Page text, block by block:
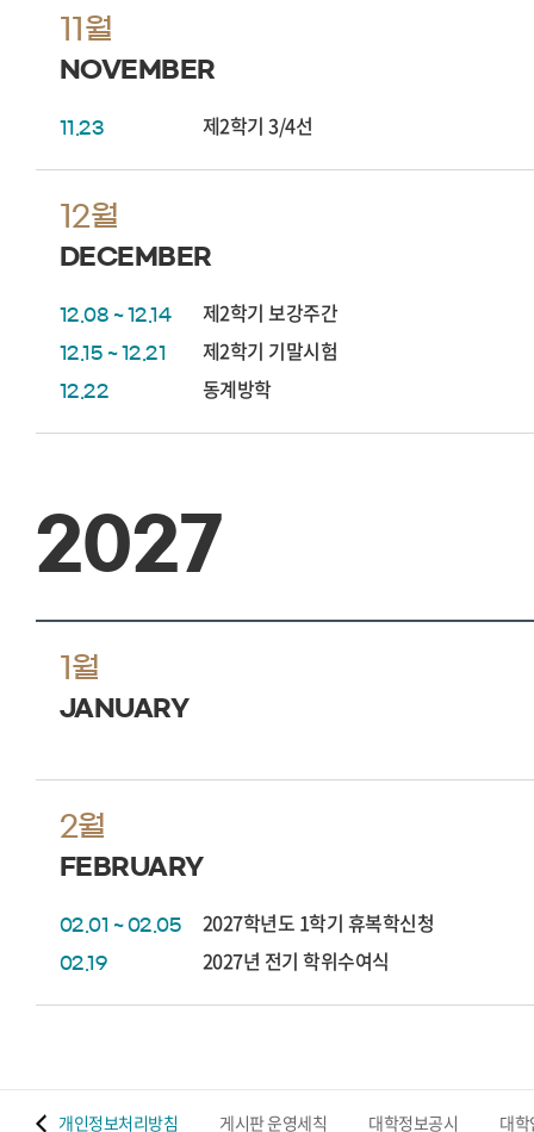
11월
NOVEMBER
11.23 제2학기 3/4선
12월
DECEMBER
12.08 ~ 12.14 제2학기 보강주간
12.15 ~ 12.21 제2학기 기말시험
12.22 동계방학
2027
1월
JANUARY
2월
FEBRUARY
02.01 ~ 02.05 2027학년도 1학기 휴복학신청
02.19 2027년 전기 학위수여식
개인정보처리방침 게시판 운영세칙 대학정보공시 대